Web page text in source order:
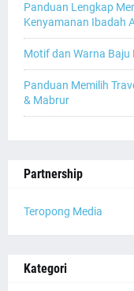
Panduan Lengkap
Kenyamanan Ibadah
Motif dan Warna
Panduan Memilih
& Mabrur
Partnership
Teropong Media
Kategori